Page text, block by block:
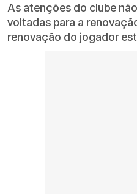
As atenções do clube
voltadas para a
renovação do jogador